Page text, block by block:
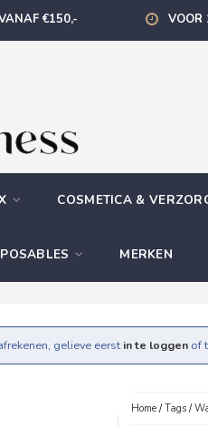
€150,- VOOR
COSMETICA &
MERKEN
gelieve eerst in te loggen of
Home/Tags/